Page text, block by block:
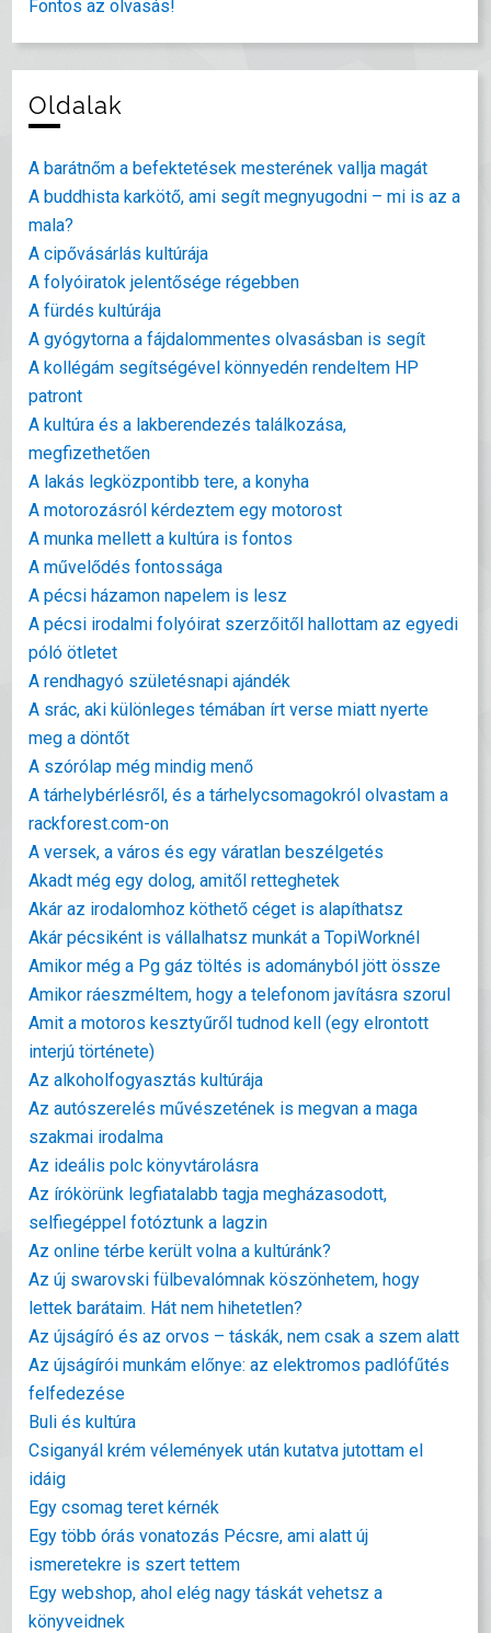
Fontos az olvasás!
Oldalak
A barátnőm a befektetések mesterének vallja magát
A buddhista karkötő, ami segít megnyugodni – mi is az a
mala?
A cipővásárlás kultúrája
A folyóiratok jelentősége régebben
A fürdés kultúrája
A gyógytorna a fájdalommentes olvasásban is segít
A kollégám segítségével könnyedén rendeltem HP
patront
A kultúra és a lakberendezés találkozása,
megfizethetően
A lakás legközpontibb tere, a konyha
A motorozásról kérdeztem egy motorost
A munka mellett a kultúra is fontos
A művelődés fontossága
A pécsi házamon napelem is lesz
A pécsi irodalmi folyóirat szerzőitől hallottam az egyedi
póló ötletet
A rendhagyó születésnapi ajándék
A srác, aki különleges témában írt verse miatt nyerte
meg a döntőt
A szórólap még mindig menő
A tárhelybérlésről, és a tárhelycsomagokról olvastam a
rackforest.com-on
A versek, a város és egy váratlan beszélgetés
Akadt még egy dolog, amitől retteghetek
Akár az irodalomhoz köthető céget is alapíthatsz
Akár pécsiként is vállalhatsz munkát a TopiWorknél
Amikor még a Pg gáz töltés is adományból jött össze
Amikor ráeszméltem, hogy a telefonom javításra szorul
Amit a motoros kesztyűről tudnod kell (egy elrontott
interjú története)
Az alkoholfogyasztás kultúrája
Az autószerelés művészetének is megvan a maga
szakmai irodalma
Az ideális polc könyvtárolásra
Az írókörünk legfiatalabb tagja megházasodott,
selfiegéppel fotóztunk a lagzin
Az online térbe került volna a kultúránk?
Az új swarovski fülbevalómnak köszönhetem, hogy
lettek barátaim. Hát nem hihetetlen?
Az újságíró és az orvos – táskák, nem csak a szem alatt
Az újságírói munkám előnye: az elektromos padlófűtés
felfedezése
Buli és kultúra
Csiganyál krém vélemények után kutatva jutottam el
idáig
Egy csomag teret kérnék
Egy több órás vonatozás Pécsre, ami alatt új
ismeretekre is szert tettem
Egy webshop, ahol elég nagy táskát vehetsz a
könyveidnek